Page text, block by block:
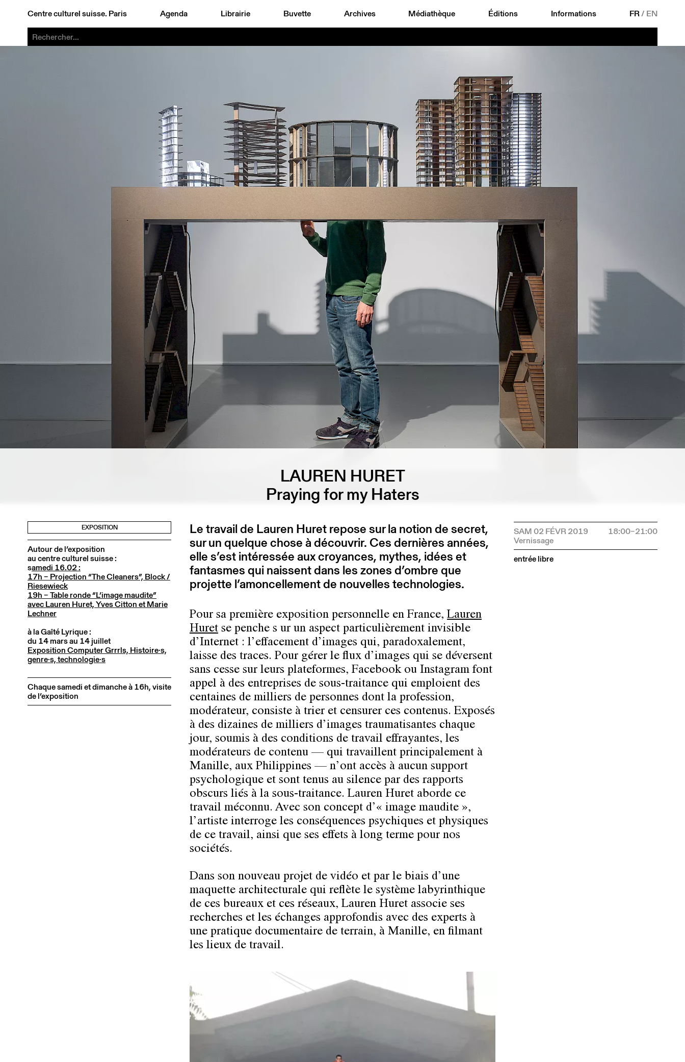
Centre culturel suisse. Paris Agenda Librairie Buvette Archives Médiathèque Éditions Informations FR/ EN
LAUREN HURET
Praying for my Haters
EXPOSITION
Autour de l’exposition
au centre culturel suisse :
samedi 16.02 :
17h – Projection “The Cleaners”, Block /
Riesewieck
19h – Table ronde “L’image maudite”
avec Lauren Huret, Yves Citton et Marie
Lechner
à la Gaîté Lyrique :
du 14 mars au 14 juillet
Exposition Computer Grrrls, Histoire·s,
genre·s, technologie·s
Chaque samedi et dimanche à 16h, visite
de l’exposition
Le travail de Lauren Huret repose sur la notion de secret,
sur un quelque chose à découvrir. Ces dernières années,
elle s’est intéressée aux croyances, mythes, idées et
fantasmes qui naissent dans les zones d’ombre que
projette l’amoncellement de nouvelles technologies.
Pour sa première exposition personnelle en France, Lauren
Huret se penche s ur un aspect particulièrement invisible
d’Internet : l’effacement d’images qui, paradoxalement,
laisse des traces. Pour gérer le flux d’images qui se déversent
sans cesse sur leurs plateformes, Facebook ou Instagram font
appel à des entreprises de sous-traitance qui emploient des
centaines de milliers de personnes dont la profession,
modérateur, consiste à trier et censurer ces contenus. Exposés
à des dizaines de milliers d’images traumatisantes chaque
jour, soumis à des conditions de travail effrayantes, les
modérateurs de contenu — qui travaillent principalement à
Manille, aux Philippines — n’ont accès à aucun support
psychologique et sont tenus au silence par des rapports
obscurs liés à la sous-traitance. Lauren Huret aborde ce
travail méconnu. Avec son concept d’« image maudite »,
l’artiste interroge les conséquences psychiques et physiques
de ce travail, ainsi que ses effets à long terme pour nos
sociétés.
Dans son nouveau projet de vidéo et par le biais d’une
maquette architecturale qui reflète le système labyrinthique
de ces bureaux et ces réseaux, Lauren Huret associe ses
recherches et les échanges approfondis avec des experts à
une pratique documentaire de terrain, à Manille, en filmant
les lieux de travail.
SAM 02 FÉVR 2019 18:00–21:00
entrée libre